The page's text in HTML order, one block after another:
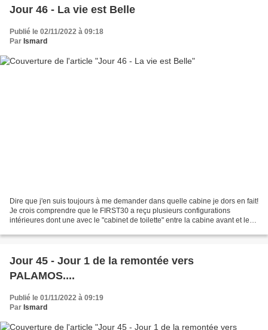
Jour 46 - La vie est Belle
Publié le 02/11/2022 à 09:18
Par Ismard
Dire que j'en suis toujours à me demander dans quelle cabine je dors en fait!
Je crois comprendre que le FIRST30 a reçu plusieurs configurations
intérieures dont une avec le "cabinet de toilette" entre la cabine avant et le
Jour 45 - Jour 1 de la remontée vers
PALAMOS....
Publié le 01/11/2022 à 09:19
Par Ismard